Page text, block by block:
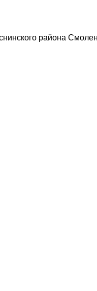
района